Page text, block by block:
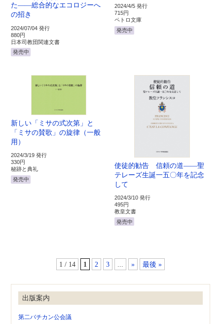
た――総合的なエコロジーへ
の招き
2024/07/04 発行
880円
日本司教団関連文書
発売中
2024/4/5 発行
715円
ペトロ文庫
発売中
新しい「ミサの式次第」と
「ミサの賛歌」の旋律（一般
用）
2024/3/19 発行
330円
秘跡と典礼
発売中
使徒的勧告 信頼の道――聖
テレーズ生誕一五〇年を記念
して
2024/3/10 発行
495円
教皇文書
発売中
1 / 14 1 2 3 ... » 最後 »
出版案内
第二バチカン公会議